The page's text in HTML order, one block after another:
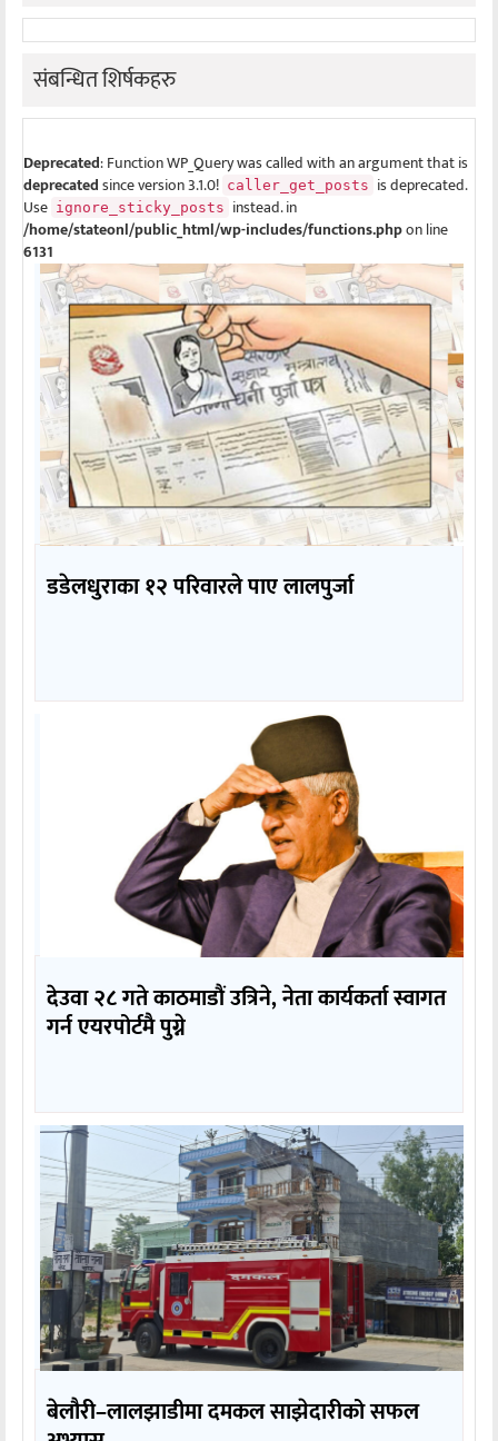
संबन्धित शिर्षकहरु
Deprecated: Function WP_Query was called with an argument that is
deprecatedsince version 3.1.0! caller_get_posts is deprecated.
Use ignore_sticky_posts instead. in
/home/stateonl/public_html/wp-includes/functions.phpon line
6131
डडेलधुराका १२ परिवारले पाए लालपुर्जा
देउवा २८ गते काठमाडौं उत्रिने, नेता कार्यकर्ता स्वागत
गर्न एयरपोर्टमै पुग्ने
बेलौरी–लालझाडीमा दमकल साझेदारीको सफल